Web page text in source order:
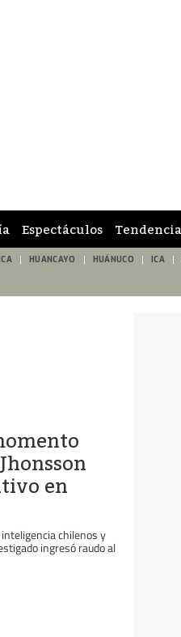
Espectáculos Tendencia
HUANCAYO HUÁNUCO ICA
en
chilenos y
ingresó raudo al